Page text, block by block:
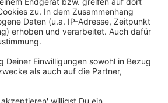
hast, wie zum Beispiel ein
ein Notebook oder auch einen
dann?
Kinderärzte, die gerade Notdienst
an und entscheiden mit Dir